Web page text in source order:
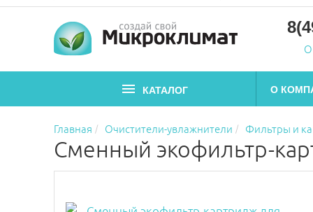
КАТАЛОГ О
Главная Очистители-увлажнители Фильтры и
Сменный экофильтр-